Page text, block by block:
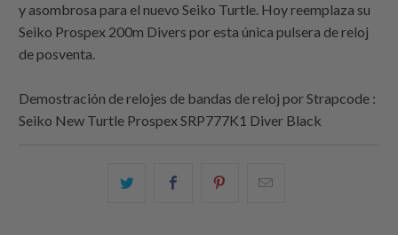
y asombrosa para el nuevo Seiko Turtle. Hoy reemplaza su
Seiko Prospex 200m Divers por esta única pulsera de reloj
de posventa.
Demostración de relojes de bandas de reloj porStrapcode :
Seiko New Turtle Prospex SRP777K1 Diver Black
ComparteComparteCompartir